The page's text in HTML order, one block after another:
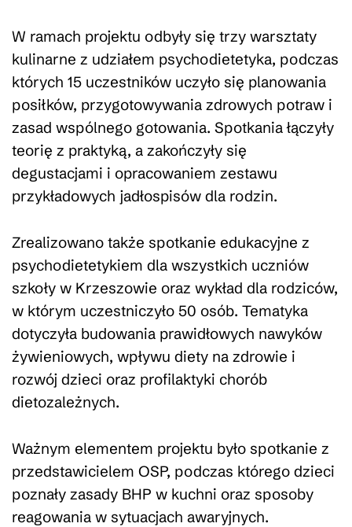
W ramach projektu odbyły się trzy warsztaty
kulinarne z udziałem psychodietetyka, podczas
których 15 uczestników uczyło się planowania
posiłków, przygotowywania zdrowych potraw i
zasad wspólnego gotowania. Spotkania łączyły
teorię z praktyką, a zakończyły się
degustacjami i opracowaniem zestawu
przykładowych jadłospisów dla rodzin.
Zrealizowano także spotkanie edukacyjne z
psychodietetykiem dla wszystkich uczniów
szkoły w Krzeszowie oraz wykład dla rodziców,
w którym uczestniczyło 50 osób. Tematyka
dotyczyła budowania prawidłowych nawyków
żywieniowych, wpływu diety na zdrowie i
rozwój dzieci oraz profilaktyki chorób
dietozależnych.
Ważnym elementem projektu było spotkanie z
przedstawicielem OSP, podczas którego dzieci
poznały zasady BHP w kuchni oraz sposoby
reagowania w sytuacjach awaryjnych.